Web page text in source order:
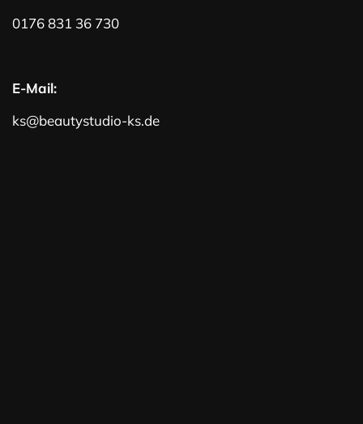
0176 831 36 730
E-Mail:
ks@beautystudio-ks.de